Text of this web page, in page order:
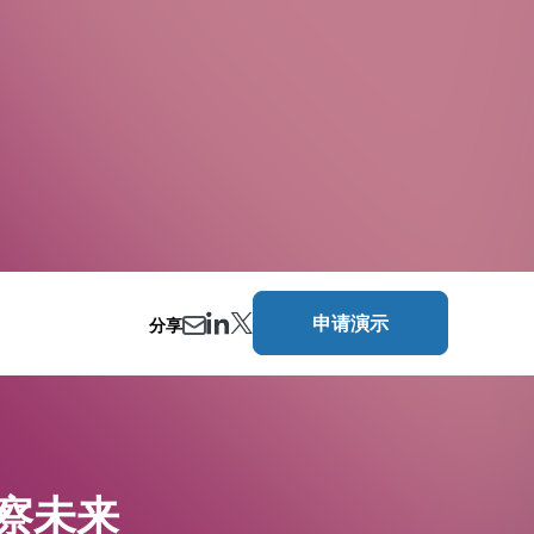
分享 申请演示
未来